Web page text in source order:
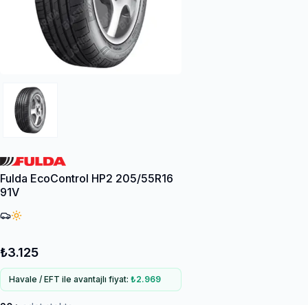
Fulda EcoControl HP2 205/55R16
91V
₺3.125
Havale / EFT ile avantajlı fiyat: ₺2.969